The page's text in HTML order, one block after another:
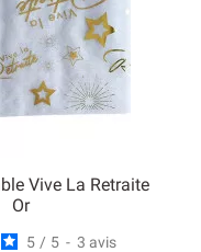
Vive La Retraite
Or
5 / 5 - 3 avis